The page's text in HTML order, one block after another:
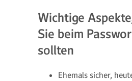
Wichtige
Sie beim
sollten
Ehemals sicher,